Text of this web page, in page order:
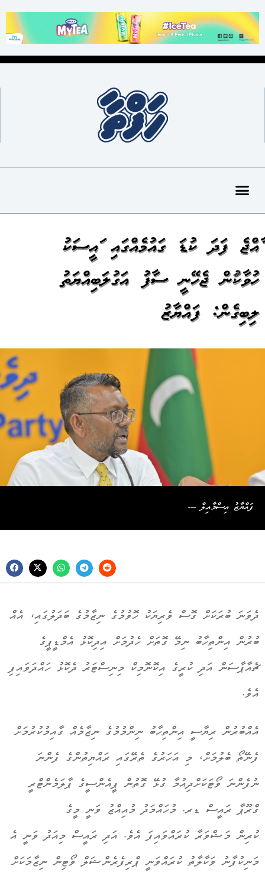
ރާއްޖެ ފަދަ ކުޑަ ގައުމެއްގައި ރައީސަކު
ހުވާކުރަން ޖެހޭނީ ސާފު އަގުލަބިއްޔަތު
ލިބިގެން: ފައްޔާޒު
ފައްޔާޒު އިސްމާއިލް ---
ދެވަނަ ބުރަކަށް ގޮސް ވެރިޔަކު ހޮވުމުގެ ނިޒާމުގެ ބަދަލުގައި، އެއް
ބުރުން އިންތިހާބު ނިމޭ ގޮތަށް ހެދުމަށް އިދިކޮޅު އެމްޑީޕީގެ
ޗެއާޕާސަން އަދި ކުރީގެ އިކޮނޮމިކް މިނިސްޓަރު ދެކޮޅު ހައްދަވައިފި
އެވެ.
އެއްބުރުން ރިޔާސީ އިންތިހާބު ނިންމުމުގެ ނިޒާމެއް ގާއިމުކުރުމަށް
ފެނޭތޯ ބެލުމަށް، މި އަހަރުގެ ތެރޭގައި ރައްޔިތުންގެ ފެންނަ
ނުފެންނަ ވޯޓަކަށްދިއުމާ ގުޅޭ ގޮތުން ޕީއެންސީގެ ޕާލަމެންޓްރީ
ގްރޫޕާ ރައީސް ޑރ. މުހައްމަދު މުއިއްޒު ވަނީ މީގެ
ކުރިން މަޝްވަރާ ކުރައްވައިފަ އެވެ. އަދި ރައީސް މިއަދު ވަނީ އެ
މަނިކުފާނު ވަކާލާތު ކުރައްވަނީ ޕްރިފެރެންޝަލް ވޯޓިން ނިޒާމަކަށް